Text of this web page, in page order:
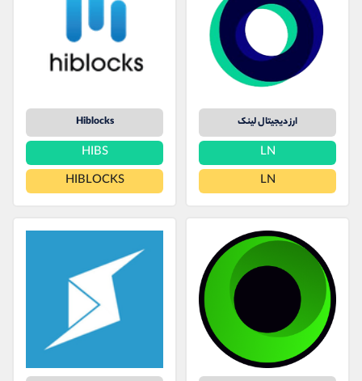
ارز دیجیتال لینک
LN
LN
Hiblocks
HIBS
HIBLOCKS